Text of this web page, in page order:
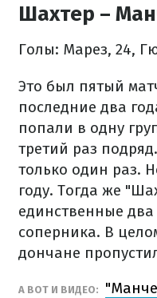
Шахтер –
Голы: Марез, 24,
Это был пятый
последние два
попали в одну
третий раз
только один раз.
году. Тогда же
единственные два
соперника. В
дончане
А ВОТ И ВИДЕО: